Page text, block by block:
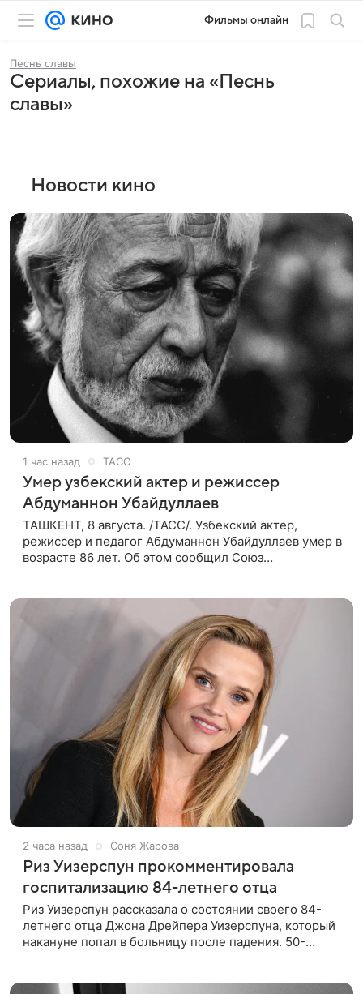
Фильмы онлайн
Песнь славы
Сериалы, похожие на «Песнь
славы»
Новости кино
1 час назад ТАСС
Умер узбекский актер и режиссер
Абдуманнон Убайдуллаев
ТАШКЕНТ, 8 августа. /ТАСС/. Узбекский актер,
режиссер и педагог Абдуманнон Убайдуллаев умер в
возрасте 86 лет. Об этом сообщил Союз
2 часа назад Соня Жарова
Риз Уизерспун прокомментировала
госпитализацию 84-летнего отца
Риз Уизерспун рассказала о состоянии своего 84-
летнего отца Джона Дрейпера Уизерспуна, который
накануне попал в больницу после падения. 50-